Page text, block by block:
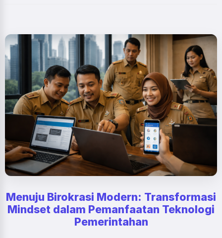
Menuju Birokrasi Modern: Transformasi
Mindset dalam Pemanfaatan Teknologi
Pemerintahan